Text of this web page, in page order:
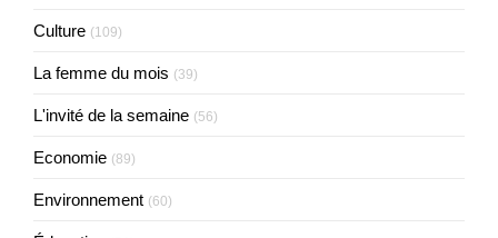
Culture (109)
La femme du mois (39)
L'invité de la semaine (56)
Economie (89)
Environnement (60)